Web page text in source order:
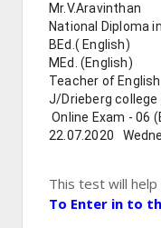
Mr.V.Aravinthan
National Diploma
BEd.( English)
MEd. (English)
Teacher of
J/Drieberg college
Online Exam - 06
22.07.2020
This test will
To Enter in to